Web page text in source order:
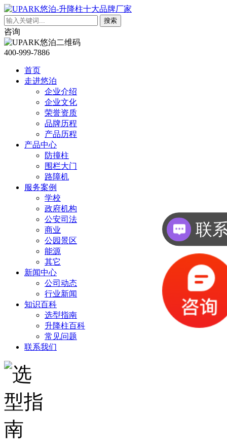
搜索
咨询
400-999-7886
首页
走进悠泊
企业介绍
企业文化
荣誉资质
品牌历程
产品历程
产品中心
防撞柱
围栏大门
路障机
服务案例
学校
政府机构
公安司法
商业
公园景区
能源
其它
新闻中心
公司动态
行业新闻
知识百科
选型指南
升降柱百科
常见问题
联系我们
厂